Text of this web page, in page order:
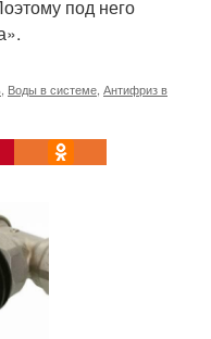
под него
Воды в системе Антифриз в